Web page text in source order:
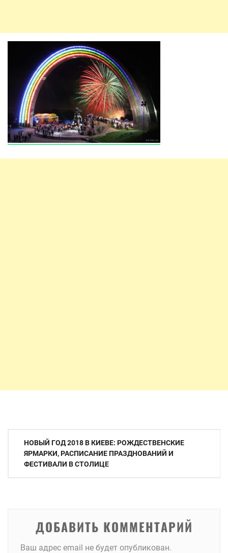
Навигация
НОВЫЙ ГОД 2018 В КИЕВЕ: РОЖДЕСТВЕНСКИЕ
ЯРМАРКИ, РАСПИСАНИЕ ПРАЗДНОВАНИЙ И
ФЕСТИВАЛИ В СТОЛИЦЕ
ДОБАВИТЬ КОММЕНТАРИЙ
Ваш адрес email не будет опубликован.